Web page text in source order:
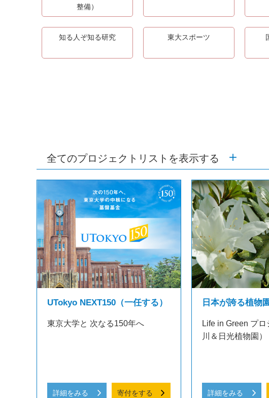
整備）
知る人ぞ知る研究 東大スポーツ
全てのプロジェクトリストを表示する
UTokyo NEXT150（一任する）
東京大学と 次なる150年へ
詳細をみる 寄付をする
日本が誇る植物
Life in Green プ
川＆日光植物園）
詳細をみる